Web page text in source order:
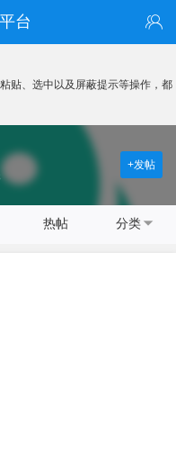
台
贴、选中以及屏蔽提示等操作，都
+发帖
热帖 分类